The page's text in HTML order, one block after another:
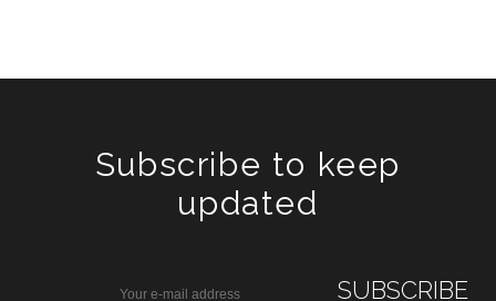
Subscribe to keep
updated